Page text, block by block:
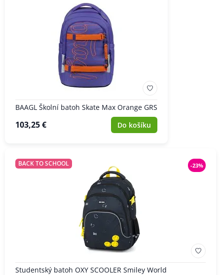
BAAGL Školní batoh Skate Max Orange GRS
103,25 € Do košíku
BACK TO SCHOOL -23%
Studentský batoh OXY SCOOLER Smiley World